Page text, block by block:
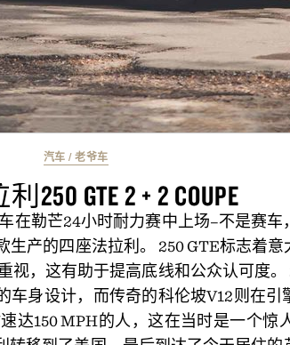
汽车 /老爷车
250 GTE 2 + 2 COUPE
在勒芒24小时耐力赛中上场–不是赛车
生产的四座法拉利。 250 GTE标志着
视，这有助于提高底线和公众认可度。
车身设计，而传奇的科伦坡V12则在引
达150 MPH的人，这在当时是一个惊